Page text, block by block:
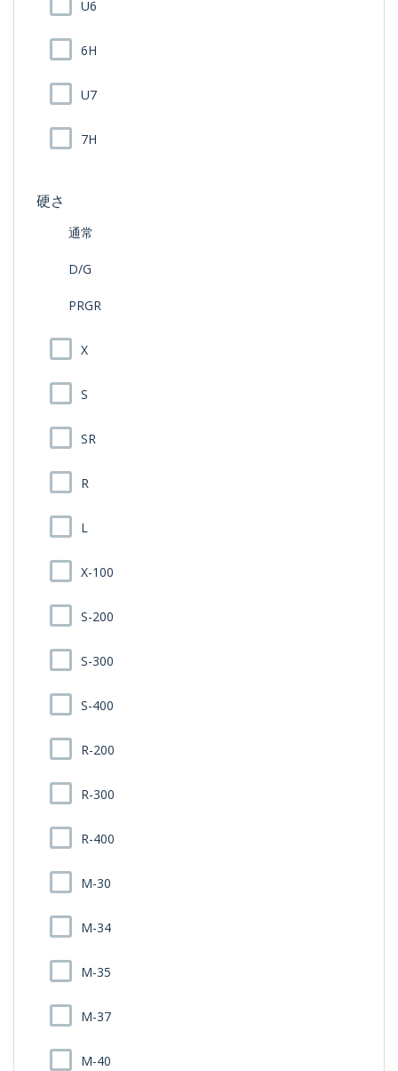
U6
6H
U7
7H
硬さ
通常
D/G
PRGR
X
S
SR
R
L
X-100
S-200
S-300
S-400
R-200
R-300
R-400
M-30
M-34
M-35
M-37
M-40